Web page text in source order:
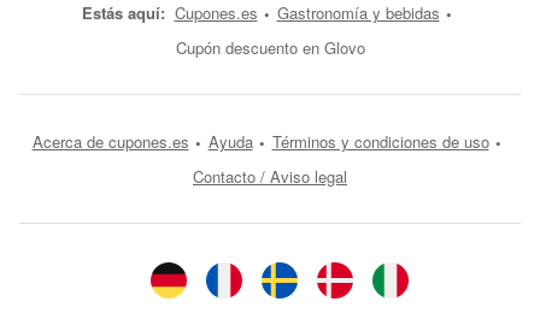
Estás aquí: Cupones.es
Gastronomía y bebidas
Cupón descuento en Glovo
Acerca de cupones.es Ayuda
Términos y condiciones de uso
Contacto / Aviso legal